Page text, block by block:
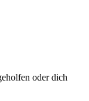
oder dich